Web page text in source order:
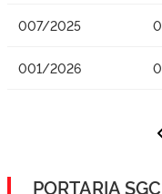
007/2025
001/2026
PORTARIA